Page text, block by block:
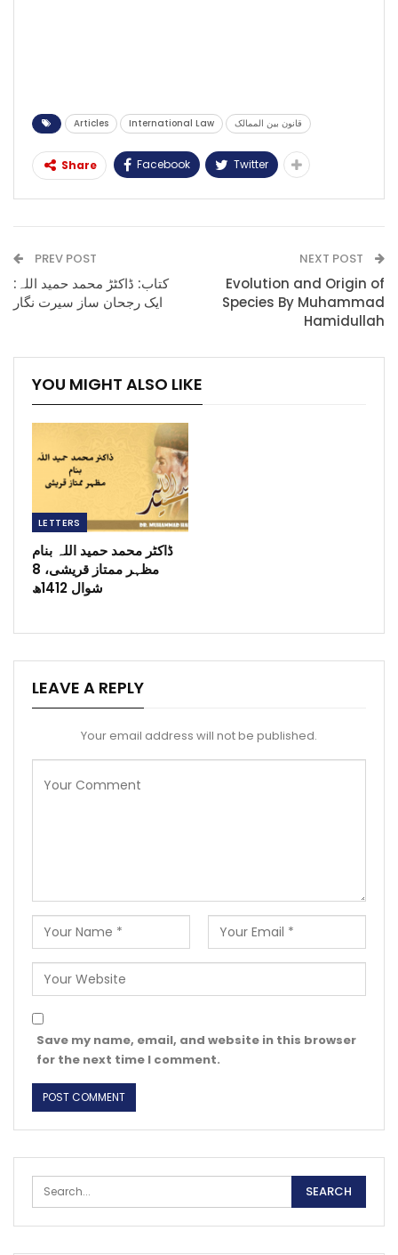
Articles International Law قانون بین الممالک
Share Facebook Twitter
PREV POST
کتاب: ڈاکٹڑ محمد حمید اللہ:
ایک رجحان ساز سیرت نگار
NEXT POST
Evolution and Origin of
Species By Muhammad
Hamidullah
YOU MIGHT ALSO LIKE
LETTERS
ڈاکٹر محمد حمید اللہ بنام
مظہر ممتاز قریشی، 8
شوال 1412ھ
LEAVE A REPLY
Your email address will not be published.
Save my name, email, and website in this browser
for the next time I comment.